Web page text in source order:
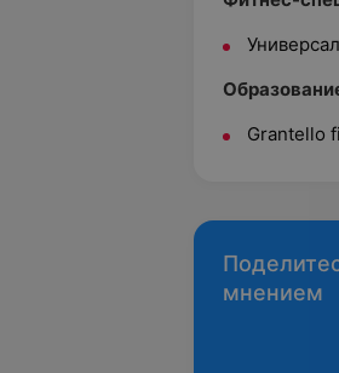
Grantello
мнением